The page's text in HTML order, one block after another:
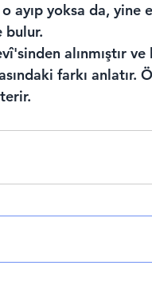
ayıp yoksa da, yine
bulur.
alınmıştır
farkı anlatır.